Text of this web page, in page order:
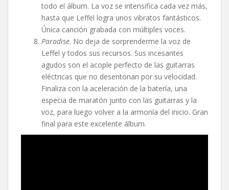
todo el álbum. La voz se intensifica cada vez más,
hasta que Leffel logra unos vibratos fantásticos.
Única canción grabada con múltiples voces.
Paradise. No deja de sorprenderme la voz de
Leffel y todos sus recursos. Sus incesantes
agudos son el acople perfecto de las guitarras
eléctricas que no desentonan por su velocidad.
Finaliza con la aceleración de la batería, una
especia de maratón junto con las guitarras y la
voz, para luego volver a la armonía del inicio. Gran
final para este excelente álbum.